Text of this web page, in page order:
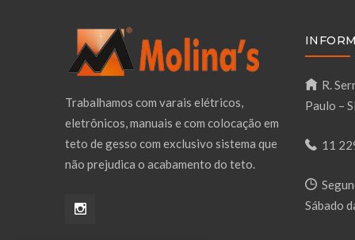
Trabalhamos com varais elétricos,
eletrônicos, manuais e com colocação em
teto de gesso com exclusivo sistema que
não prejudica o acabamento do teto.
R.
Paulo –
11
Sábado